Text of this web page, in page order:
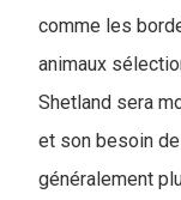
comme les
animaux
Shetland sera
et son besoin
généralement